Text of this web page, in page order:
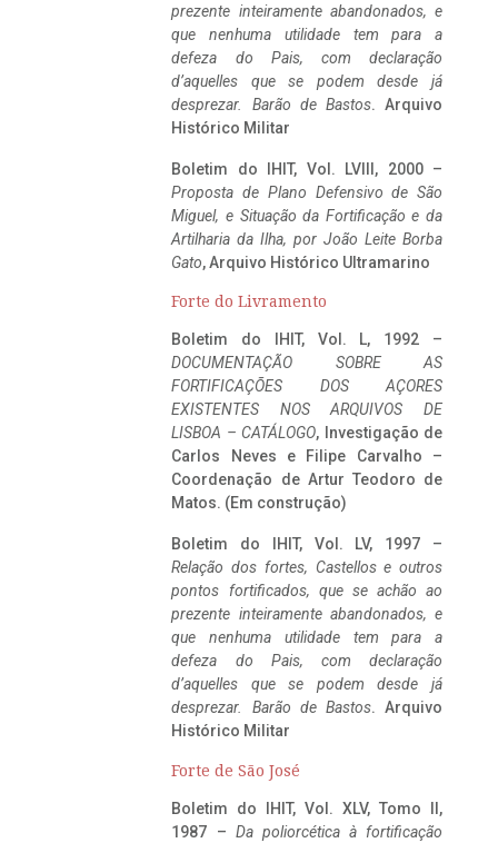
prezente inteiramente abandonados, e
que nenhuma utilidade tem para a
defeza do Pais, com declaração
d’aquelles que se podem desde já
desprezar. Barão de Bastos. Arquivo
Histórico Militar
Boletim do IHIT, Vol. LVIII, 2000 –
Proposta de Plano Defensivo de São
Miguel, e Situação da Fortificação e da
Artilharia da Ilha, por João Leite Borba
Gato, Arquivo Histórico Ultramarino
Forte do Livramento
Boletim do IHIT, Vol. L, 1992 –
DOCUMENTAÇÃO SOBRE AS
FORTIFICAÇÕES DOS AÇORES
EXISTENTES NOS ARQUIVOS DE
LISBOA – CATÁLOGO, Investigação de
Carlos Neves e Filipe Carvalho –
Coordenação de Artur Teodoro de
Matos. (Em construção)
Boletim do IHIT, Vol. LV, 1997 –
Relação dos fortes, Castellos e outros
pontos fortificados, que se achão ao
prezente inteiramente abandonados, e
que nenhuma utilidade tem para a
defeza do Pais, com declaração
d’aquelles que se podem desde já
desprezar. Barão de Bastos. Arquivo
Histórico Militar
Forte de São José
Boletim do IHIT, Vol. XLV, Tomo II,
1987 – Da poliorcética à fortificação